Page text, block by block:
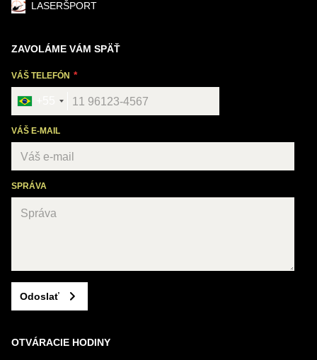
LASERŠPORT
ZAVOLÁME VÁM SPÄŤ
VÁŠ TELEFÓN
VÁŠ E-MAIL
SPRÁVA
Odoslať
OTVÁRACIE HODINY